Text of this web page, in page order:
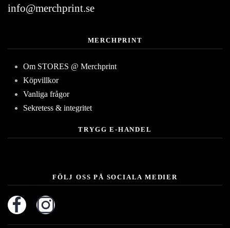
info@merchprint.se
MERCHPRINT
Om STORES @ Merchprint
Köpvillkor
Vanliga frågor
Sekretess & integritet
TRYGG E-HANDEL
FÖLJ OSS PÅ SOCIALA MEDIER